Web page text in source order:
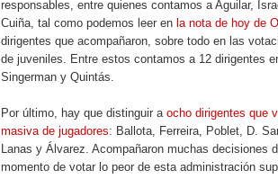
responsables, entre quienes contamos a Aguilar,
Cuiña, tal como podemos leer en la nota de hoy de
dirigentes que acompañaron, sobre todo en las
de juveniles. Entre estos contamos a 12 dirigentes
Singerman y Quintás.
Por último, hay que distinguir a ocho dirigentes que
masiva de jugadores: Ballota, Ferreira, Poblet, D.
Lanas y Álvarez. Acompañaron muchas decisiones
momento de votar lo peor de esta administración